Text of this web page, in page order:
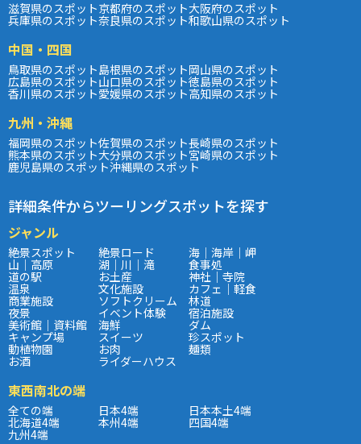
滋賀県のスポット京都府のスポット大阪府のスポット
兵庫県のスポット奈良県のスポット和歌山県のスポット
中国・四国
鳥取県のスポット島根県のスポット岡山県のスポット
広島県のスポット山口県のスポット徳島県のスポット
香川県のスポット愛媛県のスポット高知県のスポット
九州・沖縄
福岡県のスポット佐賀県のスポット長崎県のスポット
熊本県のスポット大分県のスポット宮崎県のスポット
鹿児島県のスポット沖縄県のスポット
詳細条件からツーリングスポットを探す
ジャンル
絶景スポット 絶景ロード 海｜海岸｜岬
山｜高原 湖｜川｜滝 食事処
道の駅 お土産 神社｜寺院
温泉 文化施設 カフェ｜軽食
商業施設 ソフトクリーム 林道
夜景 イベント体験 宿泊施設
美術館｜資料館 海鮮 ダム
キャンプ場 スイーツ 珍スポット
動植物園 お肉 麺類
お酒 ライダーハウス
東西南北の端
全ての端 日本4端 日本本土4端
北海道4端 本州4端 四国4端
九州4端